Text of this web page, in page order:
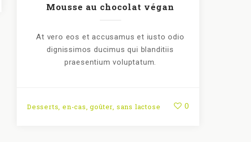
Mousse au chocolat végan
At vero eos et accusamus et iusto odio
dignissimos ducimus qui blanditiis
praesentium voluptatum.
Desserts,en-cas,goûter, sans lactose 0